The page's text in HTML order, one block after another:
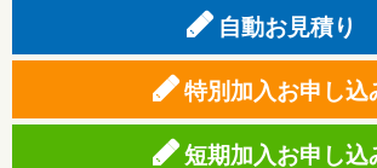
自動お見積り
特別加入お申し込
短期加入お申し込